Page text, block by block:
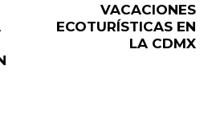
VACACIONES
ECOTURÍSTICAS EN
LA CDMX